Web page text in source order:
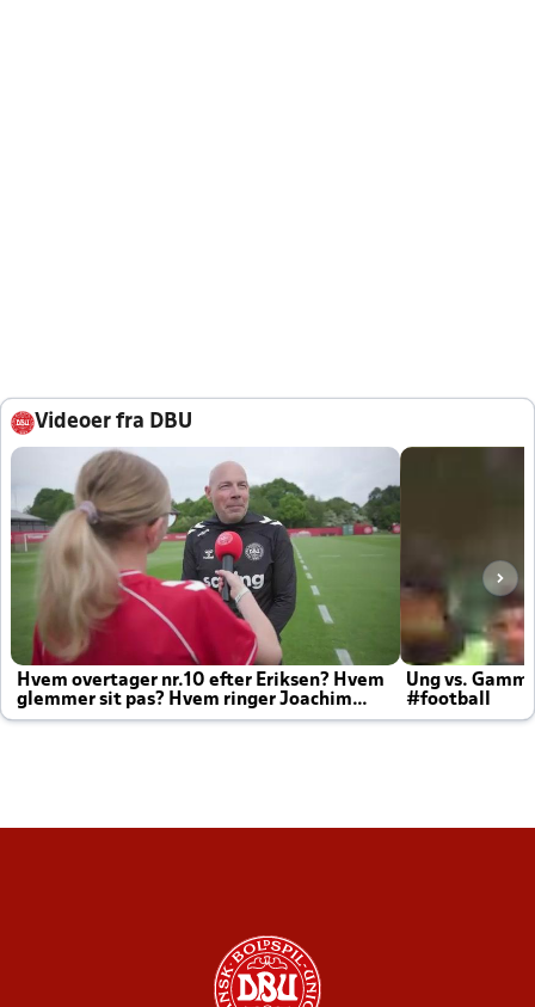
Videoer fra DBU
Hvem overtager nr.10 efter Eriksen? Hvem
glemmer sit pas? Hvem ringer Joachim
altid til efter kampe?
Ung vs.
#football